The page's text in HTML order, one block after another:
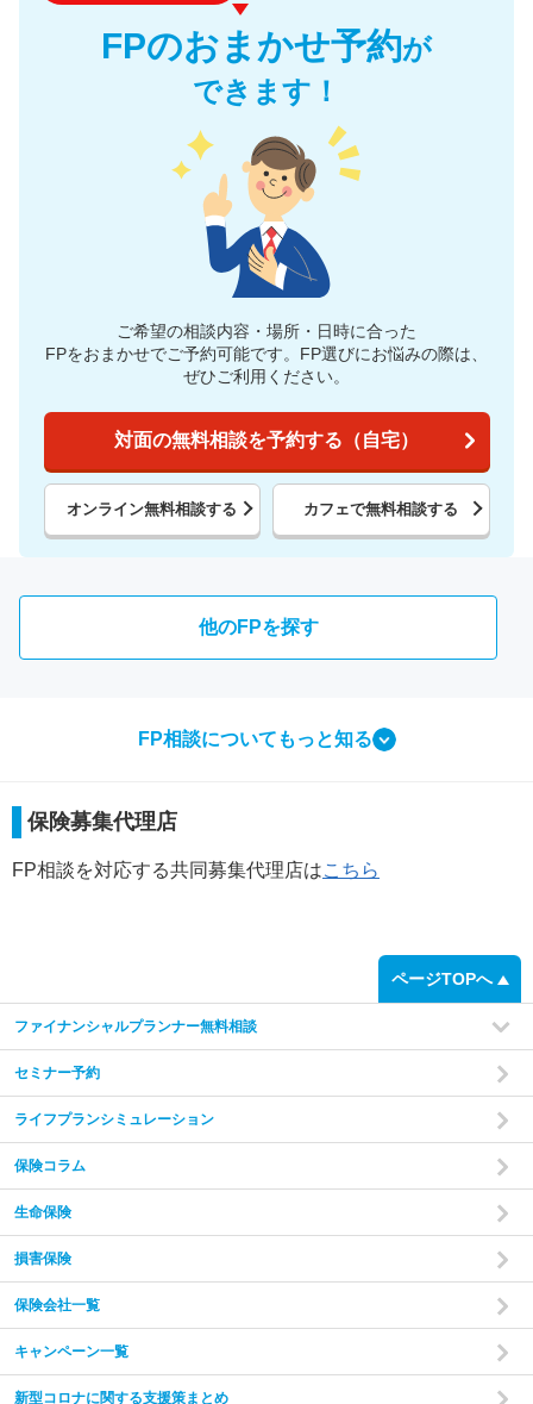
FPのおまかせ予約が
できます！
ご希望の相談内容・場所・日時に合った
FPをおまかせでご予約可能です。 FP選びにお悩みの際は、
ぜひご利用ください。
対面の無料相談を予約する（自宅）
オンライン無料相談する カフェで無料相談する
他のFPを探す
FP相談についてもっと知る
相談ってなにをするの？
FP相談で行う3つのこと
あなたやご家族の状況やご希望をお伺いいたします。
の収入・支出・貯蓄の状況から、家計のバランスを把握し
た上で診断を行います。
step
2
保険募集代理店
FP相談を対応する共同募集代理店はこちら
ページTOPへ
ファイナンシャルプランナー無料相談
セミナー予約
ライフプランシミュレーション
保険コラム
生命保険
損害保険
保険会社一覧
キャンペーン一覧
新型コロナに関する支援策まとめ